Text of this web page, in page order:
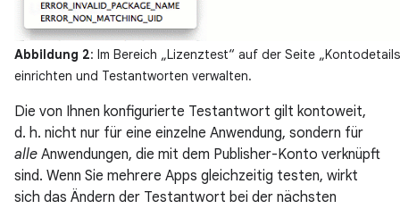
Abbildung 2: Im Bereich „Lizenztest“ auf der Seite
einrichten und Testantworten verwalten.
Die von Ihnen konfigurierte Testantwort gilt kontoweit,
d. h. nicht nur für eine einzelne Anwendung, sondern für
alle Anwendungen, die mit dem Publisher-Konto verknüpft
sind. Wenn Sie mehrere Apps gleichzeitig testen, wirkt
sich das Ändern der Testantwort bei der nächsten